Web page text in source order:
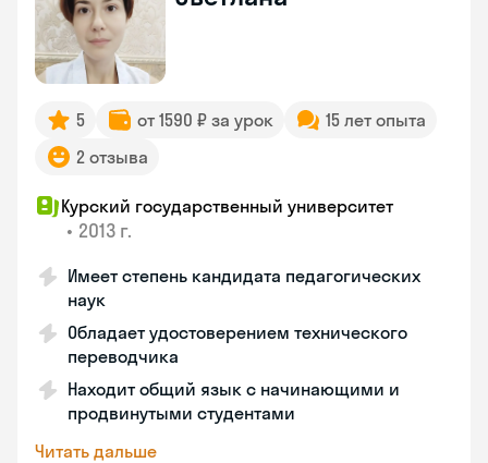
5 от 1590 ₽ за урок
15 лет опыта
2 отзыва
Курский государственный университет
• 2013 г.
Имеет степень кандидата педагогических
наук
Обладает удостоверением технического
переводчика
Находит общий язык с начинающими и
продвинутыми студентами
Читать дальше